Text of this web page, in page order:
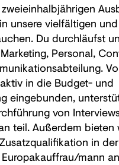
unsere vielfältigen
Du durchläufst
Personal,
in die Budget- und
eingebunden,
von
teil. Außerdem bieten
in
mann